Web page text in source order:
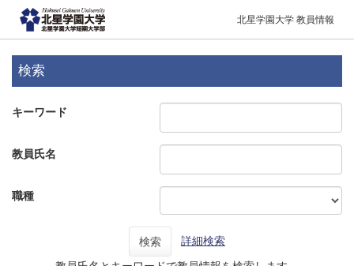
北星学園大学 教員情報
検索
キーワード
教員氏名
職種
検索 詳細検索